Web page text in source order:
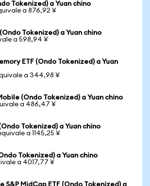
Tokenized) a Yuan chino
a 876,92 ¥
Tokenized) a Yuan chino
a 598,94 ¥
ETF (Ondo Tokenized) a Yuan
a 344,98 ¥
(Ondo Tokenized) a Yuan chino
a 486,47 ¥
Tokenized) a Yuan chino
a 1145,25 ¥
Tokenized) a Yuan chino
a 4017,77 ¥
S&P MidCap ETF (Ondo Tokenized) a